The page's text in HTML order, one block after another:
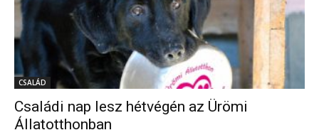
CSALÁD
Családi nap lesz hétvégén az Ürömi
Állatotthonban